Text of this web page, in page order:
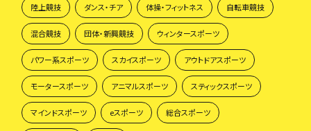
陸上競技 ダンス・チア 体操・フィットネス 自転車競技
混合競技 団体・新興競技 ウィンタースポーツ
パワー系スポーツ スカイスポーツ アウトドアスポーツ
モータースポーツ アニマルスポーツ スティックスポーツ
マインドスポーツ eスポーツ 総合スポーツ